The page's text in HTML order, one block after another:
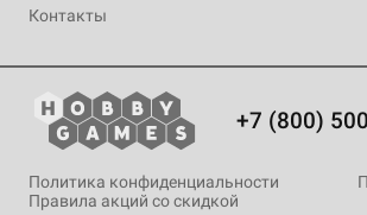
Контакты
+7 (800)
Политика конфиденциальности
Правила акций со скидкой